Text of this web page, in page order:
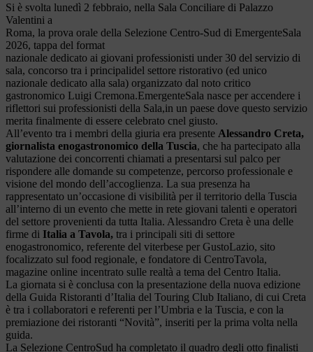
Si è svolta lunedì 2 febbraio, nella Sala Conciliare di Palazzo
Valentini a
Roma, la prova orale della Selezione Centro-Sud di EmergenteSala
2026, tappa del format
nazionale dedicato ai giovani professionisti under 30 del servizio di
sala, concorso tra i principalidel settore ristorativo (ed unico
nazionale dedicato alla sala) organizzato dal noto critico
gastronomico Luigi Cremona.EmergenteSala nasce per accendere i
riflettori sui professionisti della Sala,in un paese dove questo servizio
merita finalmente di essere celebrato cnel giusto.
All’evento tra i membri della giuria era presente Alessandro Creta,
giornalista enogastronomico della Tuscia, che ha partecipato alla
valutazione dei concorrenti chiamati a presentarsi sul palco per
rispondere alle domande su competenze, percorso professionale e
visione del mondo dell’accoglienza. La sua presenza ha
rappresentato un’occasione di visibilità per il territorio della Tuscia
all’interno di un evento che mette in rete giovani talenti e operatori
del settore provenienti da tutta Italia. Alessandro Creta è una delle
firme di Italia a Tavola, tra i principali siti di settore
enogastronomico, referente del viterbese per GustoLazio, sito
focalizzato sul food regionale, e fondatore di CentroTavola,
magazine online incentrato sulle realtà a tema del Centro Italia.
La giornata si è conclusa con la presentazione della nuova edizione
della Guida Ristoranti d’Italia del Touring Club Italiano, di cui Creta
è tra i collaboratori e referenti per l’Umbria e la Tuscia, e con la
premiazione dei ristoranti “Novità”, inseriti per la prima volta nella
guida.
La Selezione CentroSud ha completato il quadro degli otto finalisti